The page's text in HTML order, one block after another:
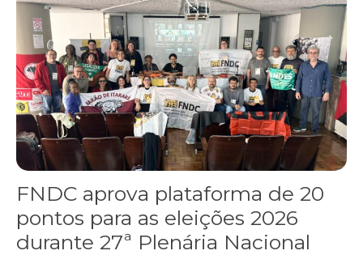
FNDC aprova plataforma de 20
pontos para as eleições 2026
durante 27ª Plenária Nacional